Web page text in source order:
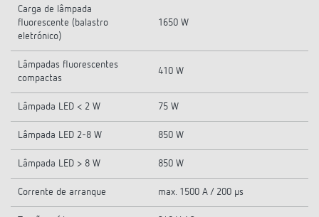
Carga de lâmpada
fluorescente (balastro
eletrónico)
1650 W
Lâmpadas fluorescentes
compactas
410 W
Lâmpada LED < 2 W 75 W
Lâmpada LED 2-8 W 850 W
Lâmpada LED > 8 W 850 W
Corrente de arranque max. 1500 A / 200 µs